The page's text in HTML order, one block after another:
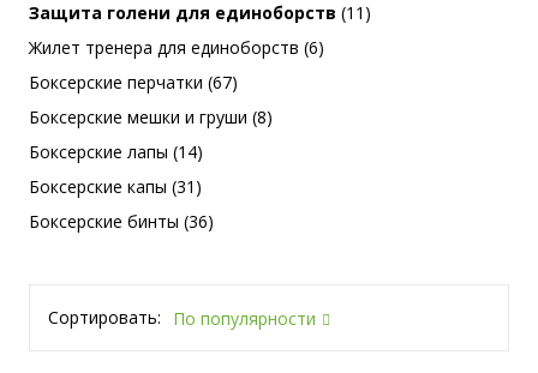
Защита голени для единоборств (11)
Жилет тренера для единоборств (6)
Боксерские перчатки (67)
Боксерские мешки и груши (8)
Боксерские лапы (14)
Боксерские капы (31)
Боксерские бинты (36)
Сортировать: По популярности